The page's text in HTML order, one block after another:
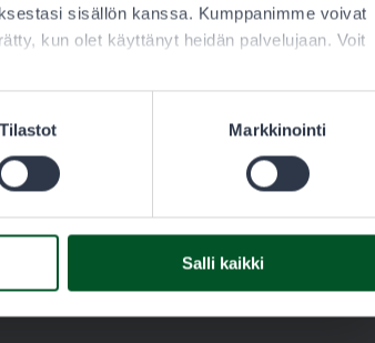
sisällön kanssa. Kumppanimme voivat
kun olet käyttänyt heidän palvelujaan. Voit
Tilastot Markkinointi
Salli kaikki